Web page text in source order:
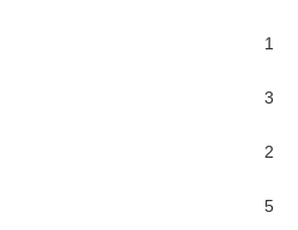
1
3
2
5